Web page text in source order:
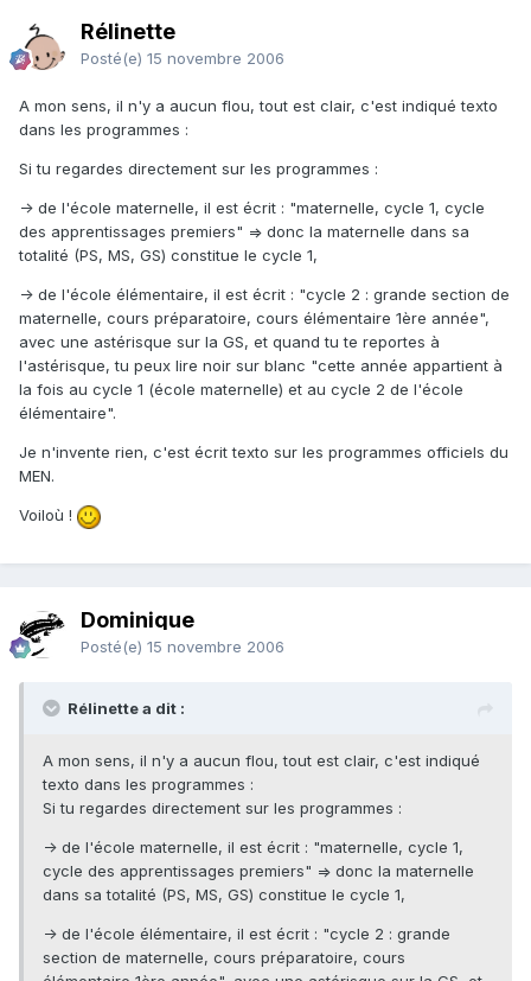
Rélinette
Posté(e) 15 novembre 2006
A mon sens, il n'y a aucun flou, tout est clair, c'est indiqué texto
dans les programmes :
Si tu regardes directement sur les programmes :
-> de l'école maternelle, il est écrit : "maternelle, cycle 1, cycle
des apprentissages premiers" => donc la maternelle dans sa
totalité (PS, MS, GS) constitue le cycle 1,
-> de l'école élémentaire, il est écrit : "cycle 2 : grande section de
maternelle, cours préparatoire, cours élémentaire 1ère année",
avec une astérisque sur la GS, et quand tu te reportes à
l'astérisque, tu peux lire noir sur blanc "cette année appartient à
la fois au cycle 1 (école maternelle) et au cycle 2 de l'école
élémentaire".
Je n'invente rien, c'est écrit texto sur les programmes officiels du
MEN.
Voiloù !
Dominique
Posté(e) 15 novembre 2006
Rélinette a dit :
A mon sens, il n'y a aucun flou, tout est clair, c'est indiqué
texto dans les programmes :
Si tu regardes directement sur les programmes :
-> de l'école maternelle, il est écrit : "maternelle, cycle 1,
cycle des apprentissages premiers" => donc la maternelle
dans sa totalité (PS, MS, GS) constitue le cycle 1,
-> de l'école élémentaire, il est écrit : "cycle 2 : grande
section de maternelle, cours préparatoire, cours